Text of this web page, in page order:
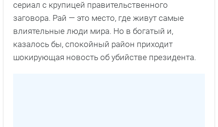
сериал с крупицей правительственного
заговора. Рай — это место, где живут самые
влиятельные люди мира. Но в богатый и,
казалось бы, спокойный район приходит
шокирующая новость об убийстве президента.